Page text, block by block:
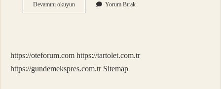
Devamını okuyunPoligon
Atışları
Yorum Bırak
https://oteforum.com https://tartolet.com.tr
https://gundemekspres.com.tr Sitemap